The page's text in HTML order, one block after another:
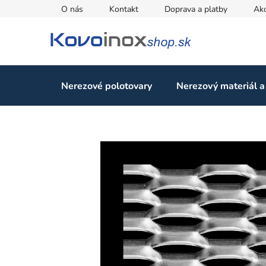
O nás Kontakt Doprava a platby
Nerezové polotovary Nerezový materiál